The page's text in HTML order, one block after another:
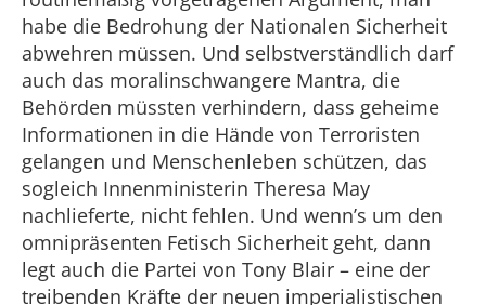
habe die Bedrohung der Nationalen Sicherheit
abwehren müssen. Und selbstverständlich darf
auch das moralinschwangere Mantra, die
Behörden müssten verhindern, dass geheime
Informationen in die Hände von Terroristen
gelangen und Menschenleben schützen, das
sogleich Innenministerin Theresa May
nachlieferte, nicht fehlen. Und wenn’s um den
omnipräsenten Fetisch Sicherheit geht, dann
legt auch die Partei von Tony Blair – eine der
treibenden Kräfte der neuen imperialistischen